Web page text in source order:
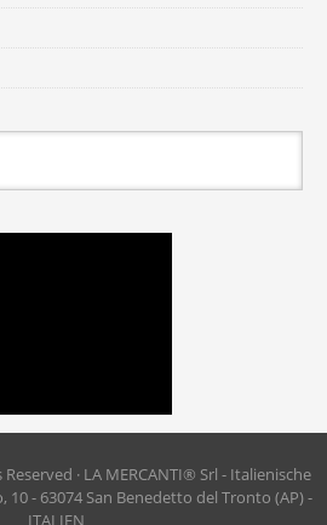
· LA MERCANTI® Srl - Italienische
10 - 63074 San Benedetto del Tronto (AP) -
ITALIEN